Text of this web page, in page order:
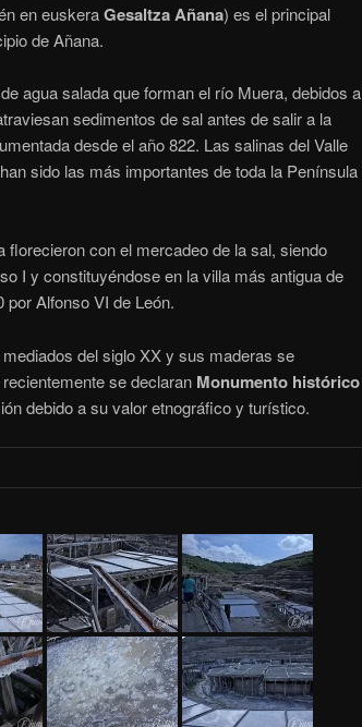
en euskeraGesaltza Añana) es el principal
de Añana.
agua salada que forman el río Muera, debidos a
sedimentos de sal antes de salir a la
desde el año 822. Las salinas del Valle
sido las más importantes de toda la Península
florecieron con el mercadeo de la sal, siendo
I y constituyéndose en la villa más antigua de
Alfonso VI de León.
del siglo XX y sus maderas se
se declaran Monumento histórico
debido a su valor etnográfico y turístico.